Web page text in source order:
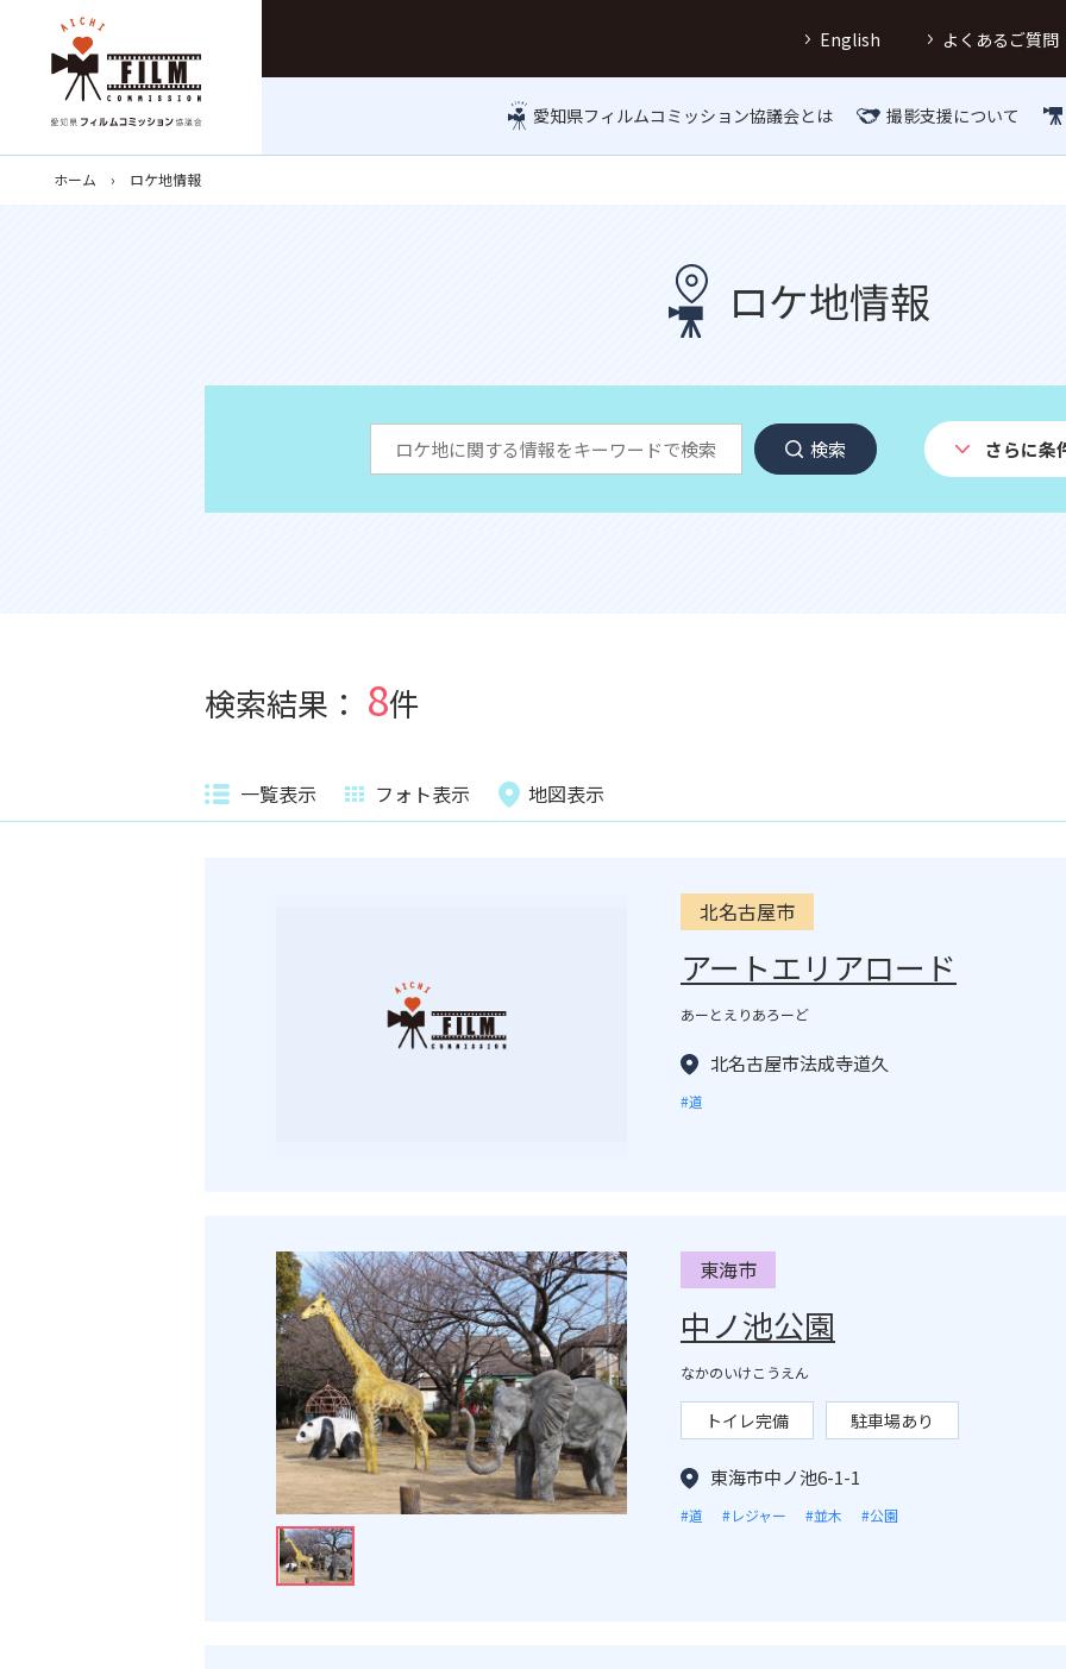
English よくあるご質問
愛知県フィルムコミッション協議会とは 撮影支援について
ホーム ロケ地情報
ロケ地情報
検索 さらに条
検索結果： 8件
一覧表示 フォト表示 地図表示
北名古屋市
アートエリアロード
あーとえりあろーど
北名古屋市法成寺道久
#道
東海市
中ノ池公園
なかのいけこうえん
トイレ完備 駐車場あり
東海市中ノ池6-1-1
#道 #レジャー #並木 #公園